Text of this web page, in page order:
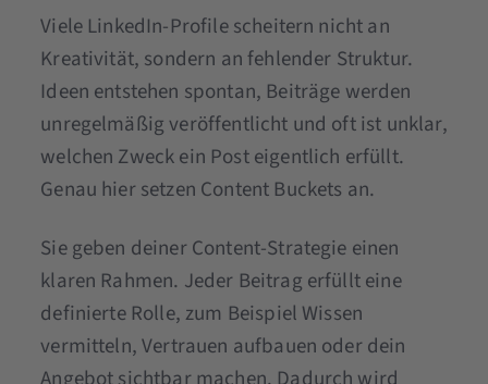
Viele LinkedIn-Profile scheitern nicht an
Kreativität, sondern an fehlender Struktur.
Ideen entstehen spontan, Beiträge werden
unregelmäßig veröffentlicht und oft ist unklar,
welchen Zweck ein Post eigentlich erfüllt.
Genau hier setzen Content Buckets an.
Sie geben deiner Content-Strategie einen
klaren Rahmen. Jeder Beitrag erfüllt eine
definierte Rolle, zum Beispiel Wissen
vermitteln, Vertrauen aufbauen oder dein